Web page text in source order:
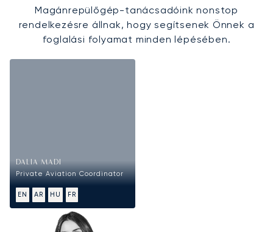
Magánrepülőgép-tanácsadóink nonstop
rendelkezésre állnak, hogy segítsenek Önnek a
foglalási folyamat minden lépésében.
DALIA MADI
Private Aviation Coordinator
EN AR HU FR